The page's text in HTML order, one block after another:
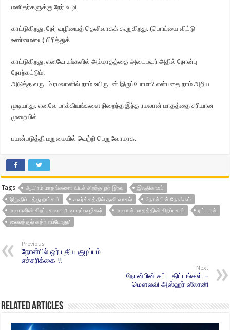
மனிதர்களுக்கு நேர் வழி
காட்டுகிறது. நேர் வழியைத் தெளிவாகக் கூறுகிறது. (பொய்யை விட்டு
உண்மையை) பிரித்துக்
காட்டுகிறது. எனவே உங்களில் அம்மாதத்தை அடைபவர் அதில் நோன்பு
நோற்கட்டும்.
அடுத்த வருடம் ரமலானில் நாம் உயிருடன் இருப்போமா? என்பதை நாம் அறிய
முடியாது. எனவே பாக்கியங்களை நிறைந்த இந்த ரமலான் மாதத்தை சரியான
முறையில்
பயன்படுத்தி மறுமையில் வெற்றி பெறுவோமாக.
Tags ஆயிரம் மாதங்களை விடச் சிறந்த ஓர் இரவு
இஃதிகாஃப்
இறுதிப் பத்து நாட்கள்
சுவர்க்கத்தில் தனி வாசல்
நோன்பின் நோக்கம்
ரமலானின் சிறப்புகளை அடையும் வழிகள்
ரமலான் மாதத்தின் சிறப்புகள்
ரய்யான்
லைலத்துல் கத்ர் எப்போது?
Previous
நோன்பில் ஓர் புதிய குழப்பம்
எச்சரிக்கை !!
Next
நோன்பின் சட்ட திட்டங்கள் –
மௌலவி அஸ்ஹர் ஸீலானி
Related Articles